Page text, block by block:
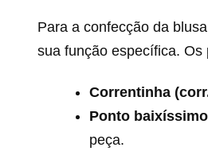
Para a confecção da
sua função específica. Os
Correntinha
Ponto
peça.